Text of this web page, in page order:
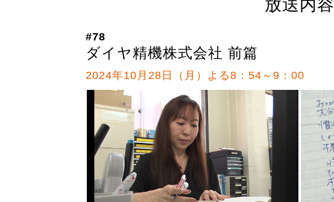
放送内容
#78
ダイヤ精機株式会社 前篇
2024年10月28日（月）よる8：54～9：00